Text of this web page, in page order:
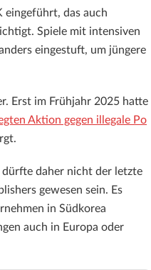
eingeführt, das auch
Spiele mit intensiven
eingestuft, um jüngere
Erst im Frühjahr 2025 hatte
Aktion gegen illegale Po
dürfte daher nicht der letzte
gewesen sein. Es
in Südkorea
auch in Europa oder